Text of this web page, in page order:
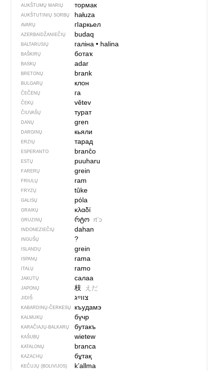
AUKŠTUMŲ MARIŲ тормак
AUKŠTUTINIŲ SORBŲ hałuza
AVARŲ гIаркьел
AZERBAIDŽANIEČIŲ budaq
BALTARUSIŲ галіна• halina
BAŠKIRŲ ботаҡ
BASKŲ adar
BRETONŲ brank
BULGARŲ клон
ČEČĖNŲ га
ČEKŲ větev
ČIUVAŠŲ турат
DANŲ gren
DARGINŲ кьяли
ERZIŲ тарад
ESPERANTO branĉo
ESTŲ puuharu
FARERŲ grein
FRIULŲ ram
FRYZŲ tûke
GALISŲ póla
GRAIKŲ κλαδί
GRUZINŲ რტო rtʼɔ
INDONEZIEČIŲ dahan
INGUŠŲ ?
ISLANDŲ grein
ISPANŲ rama
ITALŲ ramo
JAKUTŲ салаа
JAPONŲ 枝 えだ
JIDIŠ
KABARDINŲ-ČERKESŲ къудамэ
KALMUKŲ бүчр
KARAČIAJŲ-BALKARŲ бутакъ
KAŠUBŲ wietew
KATALONŲ branca
KAZACHŲ бұтақ
KEČUJŲ (BOLIVIJOS) k’allma